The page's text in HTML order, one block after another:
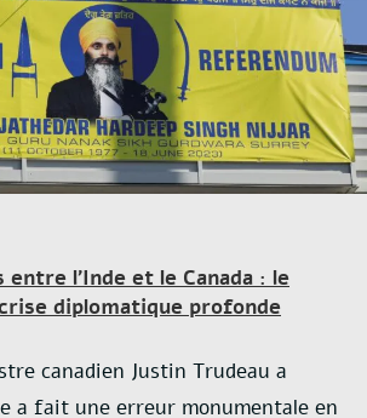
entre l’Inde et le Canada : le
diplomatique profonde
canadien Justin Trudeau a
a fait une erreur monumentale en